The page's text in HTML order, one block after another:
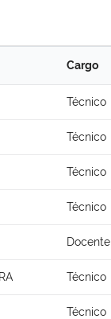
Cargo
Técnico
Técnico
Técnico
Técnico
Docente
Técnico
Técnico